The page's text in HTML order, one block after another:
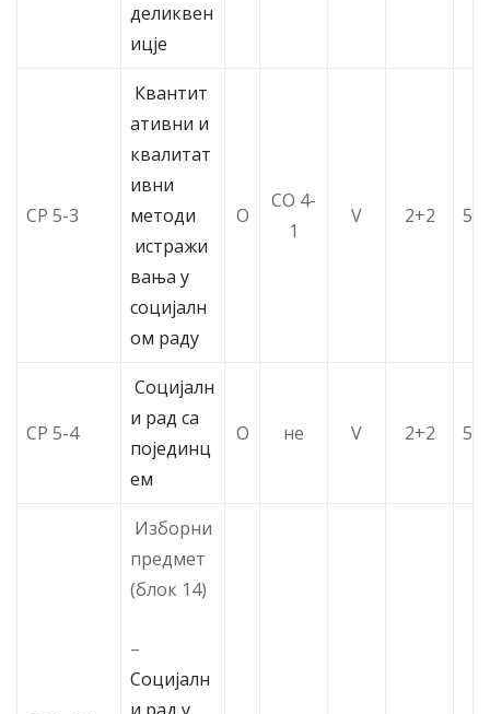
деликвен
ицје
СР 5-3
Квантит
ативни и
квалитат
ивни
методи
истражи
вања у
социјалн
ом раду
О
СО 4-
1
V 2+2 5
СР 5-4
Социјалн
и рад са
појединц
ем
О не V 2+2 5
Изборни
предмет
(блок 14)
–
Социјалн